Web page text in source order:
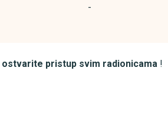
-
ostvarite pristup svim radionicama !